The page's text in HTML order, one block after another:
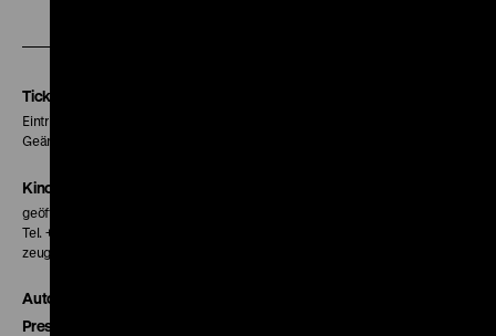
Tickets
Eintritt 5 €
Geänderte Preise sind im Programm vermerkt.
Kinokasse
geöffnet 30 Minuten vor Beginn der ersten Vorstellung
Tel. + 49 30 20304-770
zeughauskino@dhm.de
Autor*innen
Presse